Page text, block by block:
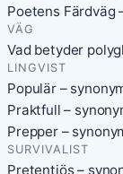
Poetens Färdväg
VÄG
Vad betyder
LINGVIST
Populär –
Praktfull –
Prepper –
SURVIVALIST
Pretentiös –